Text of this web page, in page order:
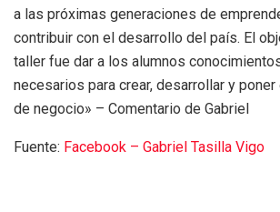
a las próximas generaciones de
contribuir con el desarrollo del país. El
taller fue dar a los alumnos
necesarios para crear, desarrollar y poner
de negocio» – Comentario de Gabriel
Fuente: Facebook – Gabriel Tasilla Vigo